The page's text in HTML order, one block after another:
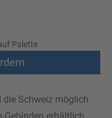
Palette
die Schweiz möglich